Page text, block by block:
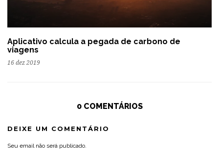
Aplicativo calcula a pegada de carbono de
viagens
16 dez 2019
0 COMENTÁRIOS
DEIXE UM COMENTÁRIO
Seu email não será publicado.